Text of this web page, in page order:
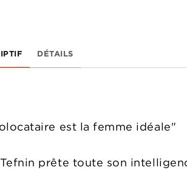
DÉTAILS
est la femme idéale"
prête toute son